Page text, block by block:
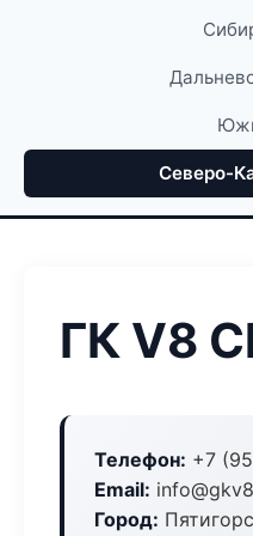
Северо-
ГК V8
Телефон: +7
Email:
Город: